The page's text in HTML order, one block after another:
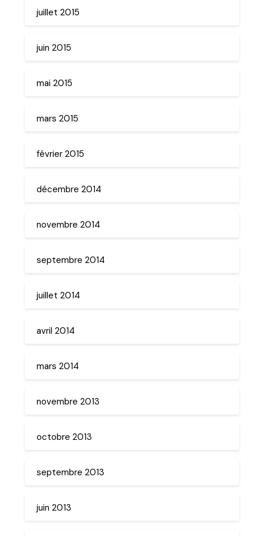
juillet 2015
juin 2015
mai 2015
mars 2015
février 2015
décembre 2014
novembre 2014
septembre 2014
juillet 2014
avril 2014
mars 2014
novembre 2013
octobre 2013
septembre 2013
juin 2013